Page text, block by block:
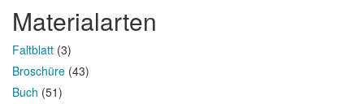
Materialarten
Faltblatt (3)
Broschüre (43)
Buch (51)